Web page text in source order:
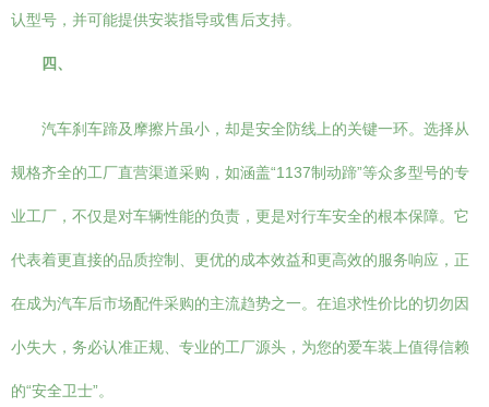
认型号，并可能提供安装指导或售后支持。
四、
汽车刹车蹄及摩擦片虽小，却是安全防线上的关键一环。选择从
规格齐全的工厂直营渠道采购，如涵盖“1137制动蹄”等众多型号的专
业工厂，不仅是对车辆性能的负责，更是对行车安全的根本保障。它
代表着更直接的品质控制、更优的成本效益和更高效的服务响应，正
在成为汽车后市场配件采购的主流趋势之一。在追求性价比的切勿因
小失大，务必认准正规、专业的工厂源头，为您的爱车装上值得信赖
的“安全卫士”。